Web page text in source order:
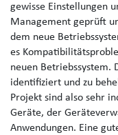
gewisse Einstellungen
Management geprüft
dem neue
es
neuen Betriebssystem.
identifiziert und zu
Projekt sind also sehr
Geräte, der
Anwendungen. Eine